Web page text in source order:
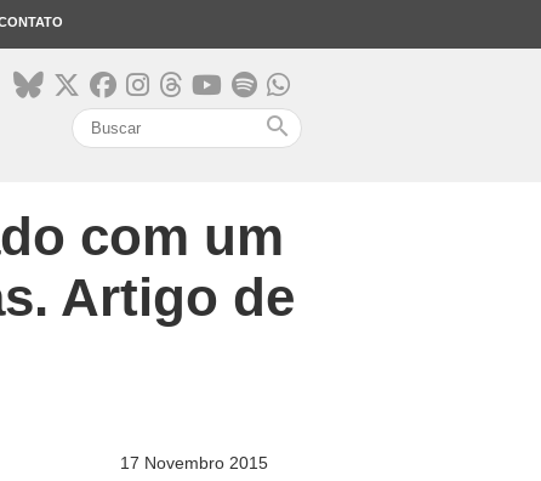
search
com um
Artigo de
17 Novembro 2015